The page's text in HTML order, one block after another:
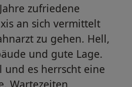
zufriedene
an sich vermittelt
zu gehen. Hell,
und gute Lage.
und es herrscht eine
Wartezeiten